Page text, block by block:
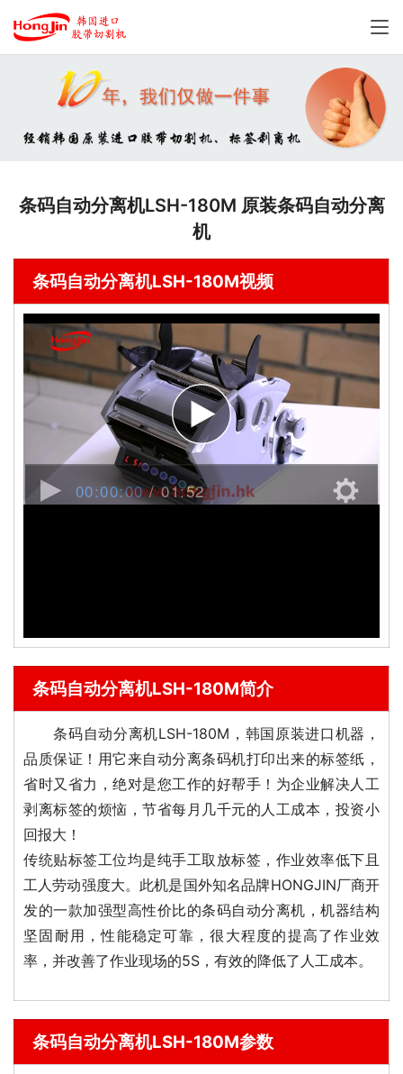
条码自动分离机LSH-180M 原装条码自动分离
机
条码自动分离机LSH-180M视频
条码自动分离机LSH-180M简介
条码自动分离机LSH-180M，韩国原装进口机器，
品质保证！用它来自动分离条码机打印出来的标签纸，
省时又省力，绝对是您工作的好帮手！为企业解决人工
剥离标签的烦恼，节省每月几千元的人工成本，投资小
回报大！
传统贴标签工位均是纯手工取放标签，作业效率低下且
工人劳动强度大。此机是国外知名品牌HONGJIN厂商开
发的一款加强型高性价比的条码自动分离机，机器结构
坚固耐用，性能稳定可靠，很大程度的提高了作业效
率，并改善了作业现场的5S，有效的降低了人工成本。
条码自动分离机LSH-180M参数